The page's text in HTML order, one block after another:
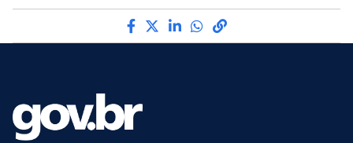
Compartilhe por Facebook
Compartilhe por Twitter
Compartilhe por
Compartilhe por
link para Copiar